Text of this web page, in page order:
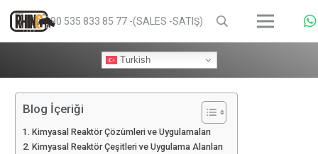
+90 535 833 85 77 -(SALES -SATIŞ)
Turkish
Blog İçeriği
Kimyasal Reaktör Çözümleri ve Uygulamaları
Kimyasal Reaktör Çeşitleri ve Uygulama Alanları